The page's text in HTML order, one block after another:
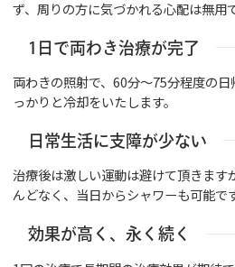
ず、周りの方に気づかれる心配は無用
1日で両わき治療が完了
両わきの照射で、60分～75分程度の
っかりと冷却をいたします。
日常生活に支障が少ない
治療後は激しい運動は避けて頂きます
んどなく、当日からシャワーも可能で
効果が高く、永く続く